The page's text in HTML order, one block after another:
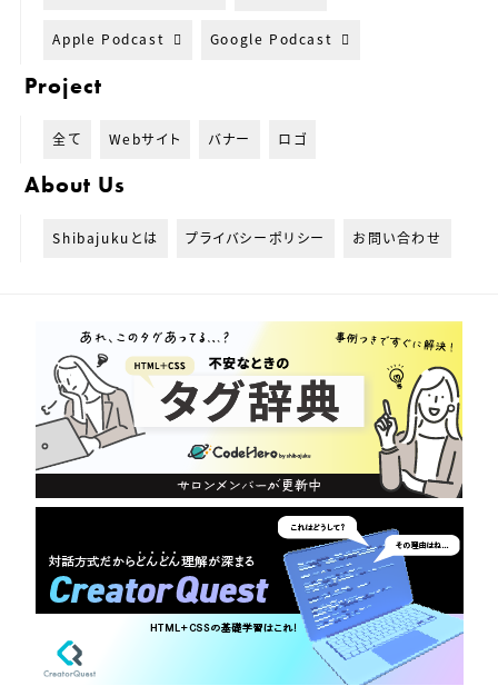
Apple Podcast Google Podcast
Project
全て Webサイト バナー ロゴ
About Us
Shibajukuとは プライバシーポリシー お問い合わせ